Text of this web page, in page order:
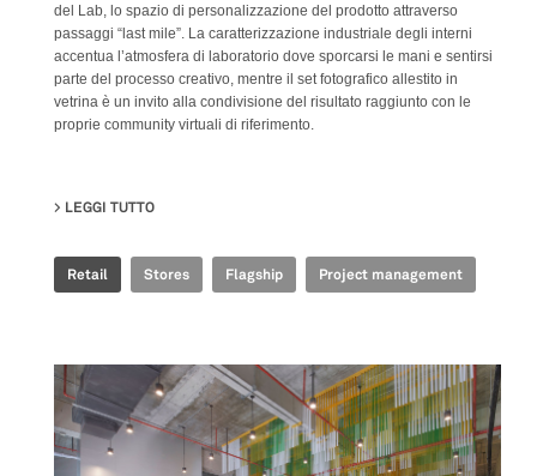
del Lab, lo spazio di personalizzazione del prodotto attraverso
passaggi “last mile”. La caratterizzazione industriale degli interni
accentua l’atmosfera di laboratorio dove sporcarsi le mani e sentirsi
parte del processo creativo, mentre il set fotografico allestito in
vetrina è un invito alla condivisione del risultato raggiunto con le
proprie community virtuali di riferimento.
LEGGI TUTTO
Retail Stores Flagship Project management